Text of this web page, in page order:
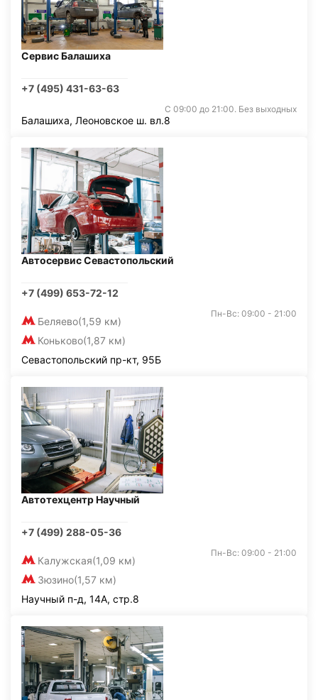
Сервис Балашиха
+7 (495) 431-63-63
С 09:00 до 21:00. Без выходных
Балашиха, Леоновское ш. вл.8
Автосервис Севастопольский
+7 (499) 653-72-12
Беляево(1,59 км)
Коньково(1,87 км)
Пн-Вс: 09:00 - 21:00
Севастопольский пр-кт, 95Б
Автотехцентр Научный
+7 (499) 288-05-36
Калужская(1,09 км)
Зюзино(1,57 км)
Пн-Вс: 09:00 - 21:00
Научный п-д, 14А, стр.8